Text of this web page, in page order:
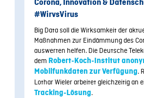
Corona, Innovation &
#WirvsVirus
Big Data soll die Wirksamkeit der
Maßnahmen zur Eindämmung des
auswerten helfen. Die Deutsche
dem Robert-Koch-Institut
Mobilfunkdaten zur Verfügung.
Lothar Wieler arbeitet gleichzeitig an
Tracking-Lösung.